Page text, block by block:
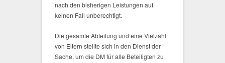
nach den bisherigen Leistungen auf
keinen Fall unberechtigt.
Die gesamte Abteilung und eine Vielzahl
von Eltern stellte sich in den Dienst der
Sache, um die DM für alle Beteiligten zu